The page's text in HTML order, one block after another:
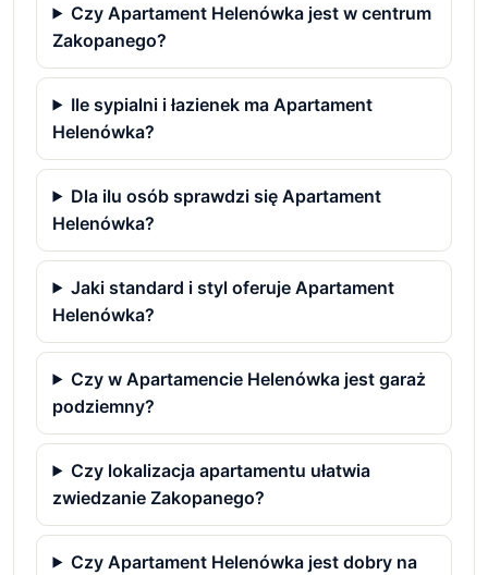
Czy Apartament Helenówka jest w centrum
Zakopanego?
Ile sypialni i łazienek ma Apartament
Helenówka?
Dla ilu osób sprawdzi się Apartament
Helenówka?
Jaki standard i styl oferuje Apartament
Helenówka?
Czy w Apartamencie Helenówka jest garaż
podziemny?
Czy lokalizacja apartamentu ułatwia
zwiedzanie Zakopanego?
Czy Apartament Helenówka jest dobry na